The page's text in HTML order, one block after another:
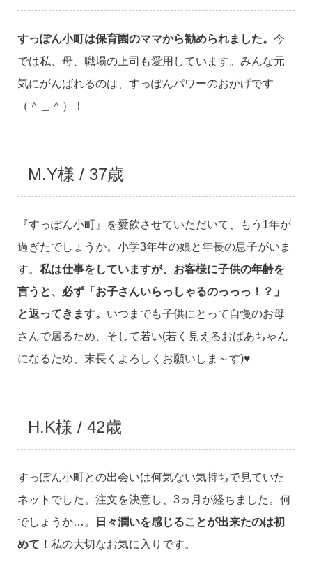
すっぽん小町は保育園のママから勧められました。 今
では私、母、職場の上司も愛用しています。みんな元
気にがんばれるのは、すっぽんパワーのおかげです
（＾＿＾）！
M.Y様 / 37歳
『すっぽん小町』を愛飲させていただいて、もう1年が
過ぎたでしょうか。小学3年生の娘と年長の息子がいま
す。 私は仕事をしていますが、お客様に子供の年齢を
言うと、必ず「お子さんいらっしゃるのっっっ！？」
と返ってきます。 いつまでも子供にとって自慢のお母
さんで居るため、そして若い(若く見えるおばあちゃん
になるため、末長くよろしくお願いしま～す)♥
H.K様 / 42歳
すっぽん小町との出会いは何気ない気持ちで見ていた
ネットでした。注文を決意し、3ヵ月が経ちました。何
でしょうか…。
日々潤いを感じることが出来たのは初
めて！ 私の大切なお気に入りです。